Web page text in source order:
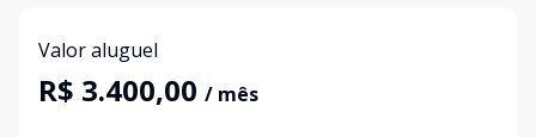
Valor aluguel
R$ 3.400,00 / mês